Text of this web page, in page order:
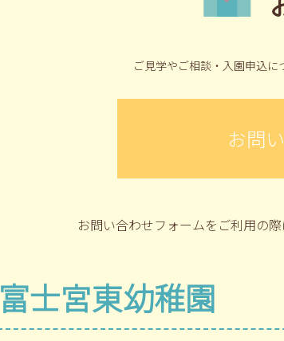
ご見学やご相談・入園申込に
お問
お問い合わせフォームをご利用の際
富士宮東幼稚園